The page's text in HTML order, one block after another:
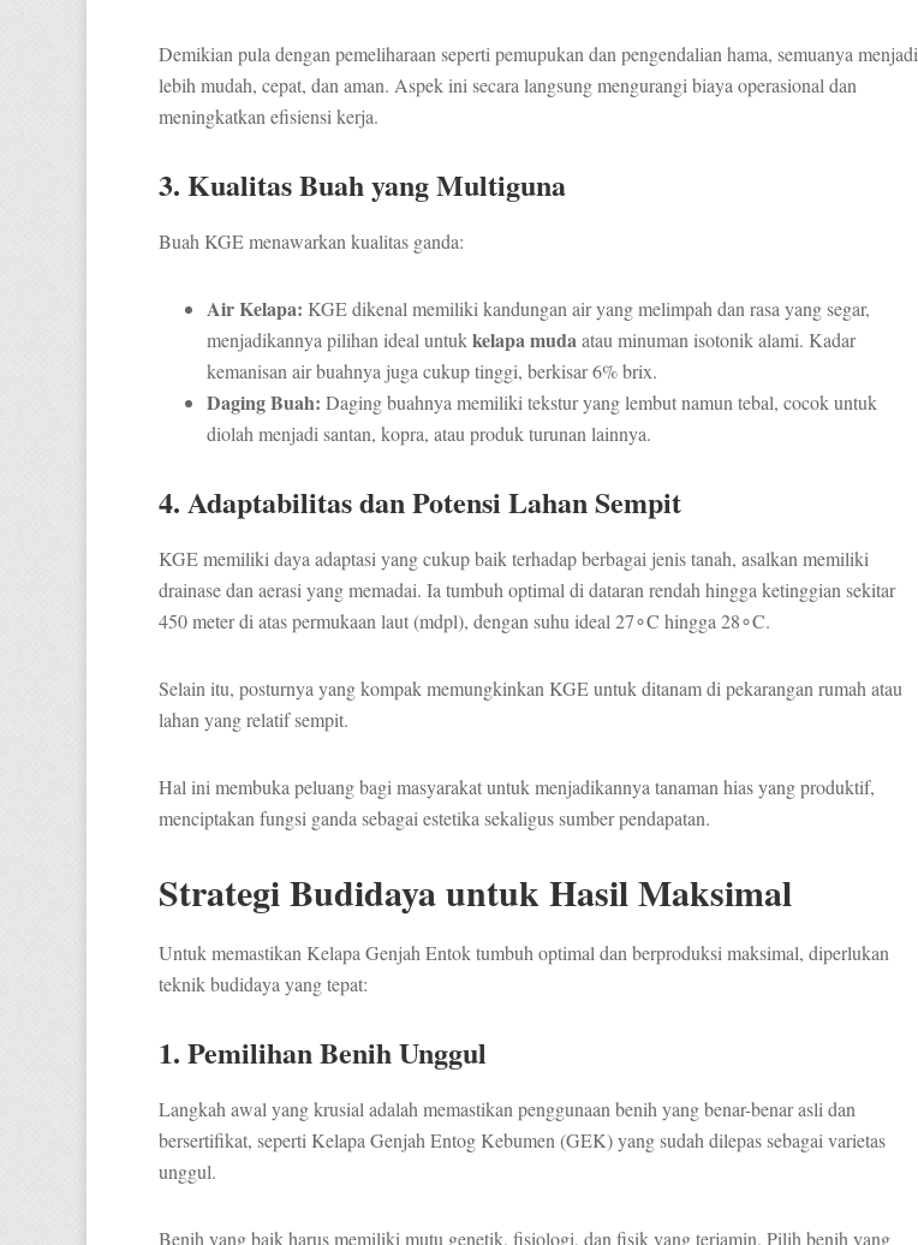
Demikian pula dengan pemeliharaan seperti pemupukan dan pengendalian hama, semuanya menjadi
lebih mudah, cepat, dan aman. Aspek ini secara langsung mengurangi biaya operasional dan
meningkatkan efisiensi kerja.
3. Kualitas Buah yang Multiguna
Buah KGE menawarkan kualitas ganda:
Air Kelapa: KGE dikenal memiliki kandungan air yang melimpah dan rasa yang segar,
menjadikannya pilihan ideal untukkelapa mudaatau minuman isotonik alami. Kadar
kemanisan air buahnya juga cukup tinggi, berkisar 6% brix.
Daging Buah: Daging buahnya memiliki tekstur yang lembut namun tebal, cocok untuk
diolah menjadi santan, kopra, atau produk turunan lainnya.
4. Adaptabilitas dan Potensi Lahan Sempit
KGE memiliki daya adaptasi yang cukup baik terhadap berbagai jenis tanah, asalkan memiliki
drainase dan aerasi yang memadai. Ia tumbuh optimal di dataran rendah hingga ketinggian sekitar
450 meter di atas permukaan laut (mdpl), dengan suhu ideal 27∘C hingga 28∘C.
Selain itu, posturnya yang kompak memungkinkan KGE untuk ditanam di pekarangan rumah atau
lahan yang relatif sempit.
Hal ini membuka peluang bagi masyarakat untuk menjadikannya tanaman hias yang produktif,
menciptakan fungsi ganda sebagai estetika sekaligus sumber pendapatan.
Strategi Budidaya untuk Hasil Maksimal
Untuk memastikan Kelapa Genjah Entok tumbuh optimal dan berproduksi maksimal, diperlukan
teknik budidaya yang tepat:
1. Pemilihan Benih Unggul
Langkah awal yang krusial adalah memastikan penggunaan benih yang benar-benar asli dan
bersertifikat, seperti Kelapa Genjah Entog Kebumen (GEK) yang sudah dilepas sebagai varietas
unggul.
Benih yang baik harus memiliki mutu genetik, fisiologi, dan fisik yang terjamin. Pilih benih yang